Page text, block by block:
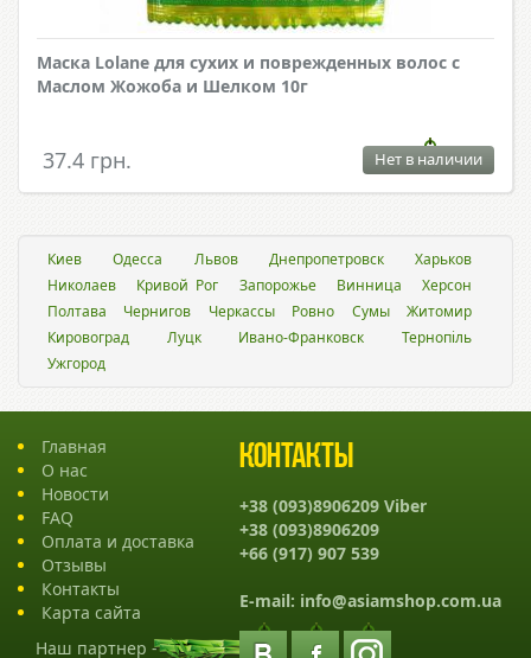
Маска Lolane для сухих и поврежденных волос с
Маслом Жожоба и Шелком 10г
37.4 грн. Нет в наличии
Киев Одесса Львов Днепропетровск
Харьков
Николаев
Кривой Рог Запорожье Винница
Херсон
Полтава
Чернигов Черкассы Ровно Сумы
Житомир
Кировоград
Луцк Ивано-Франковск
Тернопіль
Ужгород
Главная
О нас
Новости
FAQ
Оплата и доставка
Отзывы
Контакты
Карта сайта
Наш партнер -
Контакты
+38 (093)8906209 Viber
+38 (093)8906209
+66 (917) 907 539
E-mail: info@asiamshop.com.ua